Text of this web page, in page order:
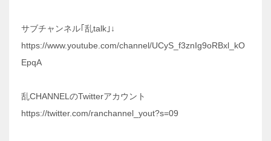
サブチャンネル｢乱talk｣↓
https://www.youtube.com/channel/UCyS_f3znIg9oRBxl_kO
EpqA
乱CHANNELのTwitterアカウント
https://twitter.com/ranchannel_yout?s=09